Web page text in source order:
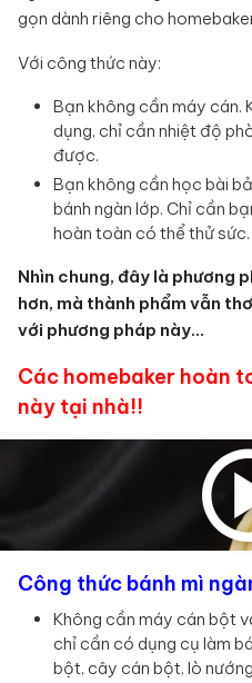
gọn dành riêng cho
Với công thức này:
Bạn không cần máy cán.
dụng, chỉ cần nhiệt độ
được.
Bạn không cần học bài
bánh ngàn lớp. Chỉ cần
hoàn toàn có thể thử sức.
Nhìn chung, đây là phương
hơn, mà thành phẩm vẫn
với phương pháp này…
Các homebaker hoàn
này tại nhà!!
Công thức bánh mì
Không cần máy cán bột
chỉ cần có dụng cụ làm
bột, cây cán bột, lò